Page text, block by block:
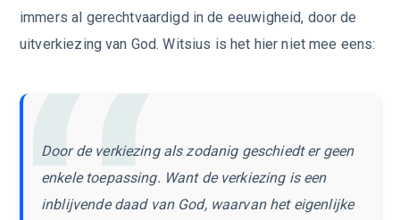
immers al gerechtvaardigd in de eeuwigheid, door de
uitverkiezing van God. Witsius is het hier niet mee eens:
Door de verkiezing als zodanig geschiedt er geen
enkele toepassing. Want de verkiezing is een
inblijvende daad van God, waarvan het eigenlijke